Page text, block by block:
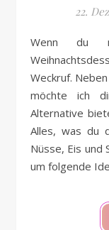
22.
Wenn du noch keine Idee für dein
Weckruf.
möchte ich
Alternative
Alles, was du
Nüsse, Eis und
um folgende